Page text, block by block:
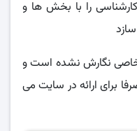
را با بخش ها و
خاصی نگارش نشده است و
برای ارائه در سایت می